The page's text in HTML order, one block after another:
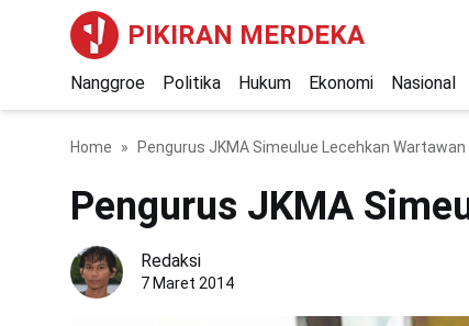
PIKIRAN MERDEKA
Nanggroe Politika Hukum Ekonomi Nasional
Home Pengurus JKMA Simeulue Lecehkan Wartawan
Pengurus JKMA
Redaksi
7 Maret 2014